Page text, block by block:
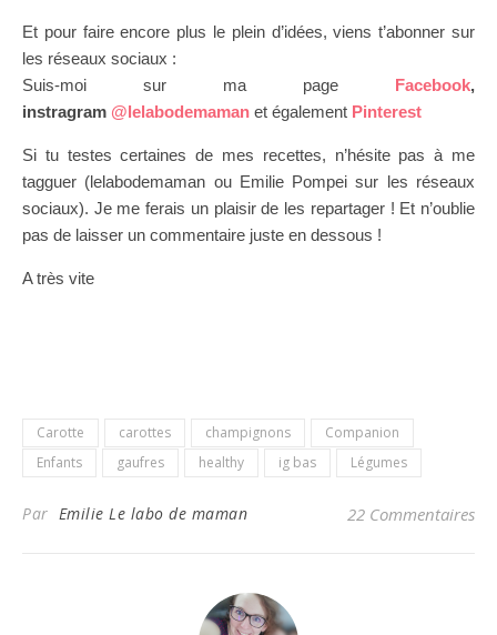
Et pour faire encore plus le plein d’idées, viens t’abonner sur
les réseaux sociaux :
Suis-moi sur ma page Facebook,
instragram @lelabodemaman et également Pinterest
Si tu testes certaines de mes recettes, n’hésite pas à me
tagguer (lelabodemaman ou Emilie Pompei sur les réseaux
sociaux). Je me ferais un plaisir de les repartager ! Et n’oublie
pas de laisser un commentaire juste en dessous !
A très vite
Carotte carottes champignons
Companion
Enfants
gaufres healthy ig bas Légumes
Par Emilie Le labo de maman 22 Commentaires